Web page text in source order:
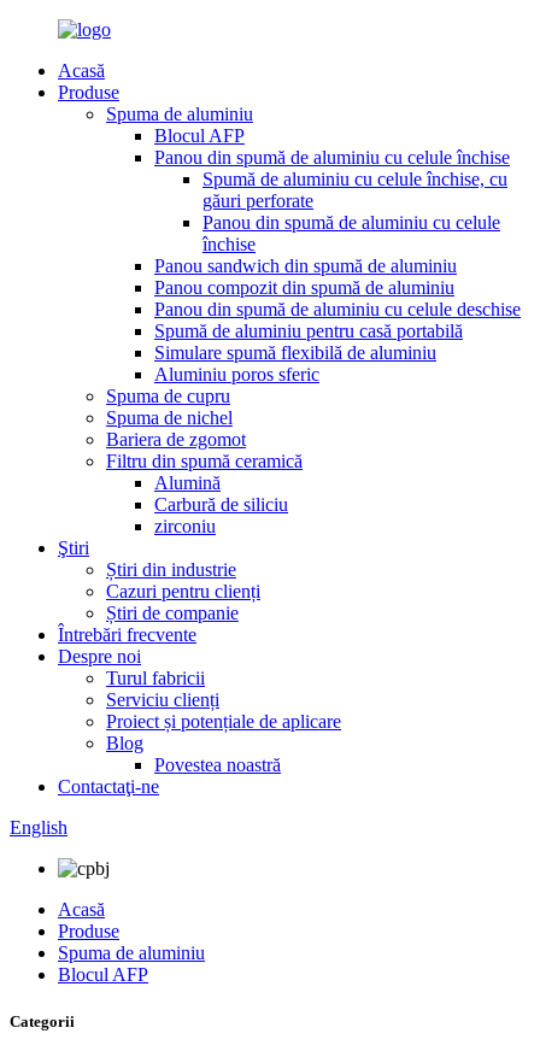
Acasă
Produse
Spuma de aluminiu
Blocul AFP
Panou din spumă de aluminiu cu celule închise
Spumă de aluminiu cu celule închise, cu
găuri perforate
Panou din spumă de aluminiu cu celule
închise
Panou sandwich din spumă de aluminiu
Panou compozit din spumă de aluminiu
Panou din spumă de aluminiu cu celule deschise
Spumă de aluminiu pentru casă portabilă
Simulare spumă flexibilă de aluminiu
Aluminiu poros sferic
Spuma de cupru
Spuma de nichel
Bariera de zgomot
Filtru din spumă ceramică
Alumină
Carbură de siliciu
zirconiu
Ştiri
Știri din industrie
Cazuri pentru clienți
Știri de companie
Întrebări frecvente
Despre noi
Turul fabricii
Serviciu clienți
Proiect și potențiale de aplicare
Blog
Povestea noastră
Contactaţi-ne
English
Acasă
Produse
Spuma de aluminiu
Blocul AFP
Categorii